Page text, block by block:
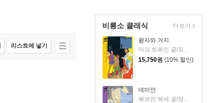
비룡소 클래식
왕자와 거지
마크 트웨인 글/프랭크 T. 메릴 외 그림/정회성 역
15,750원 (10% 할인)
데미안
헤르만 헤세 글/정여울 역
더보기
리스트에 넣기